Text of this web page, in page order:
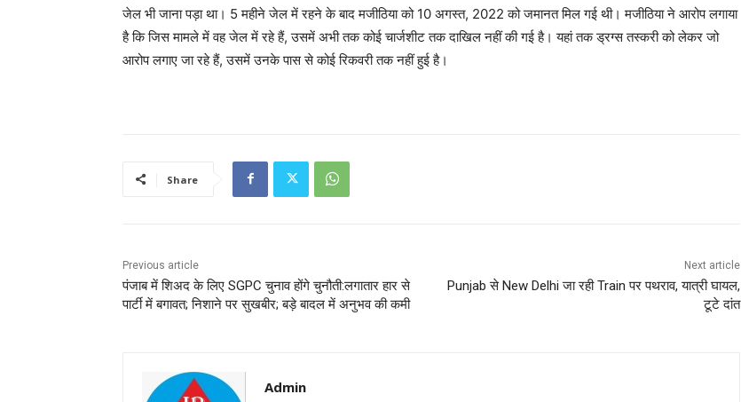
जेल भी जाना पड़ा था। 5 महीने जेल में रहने के बाद मजीठिया को 10 अगस्त, 2022 को जमानत मिल गई थी। मजीठिया ने आरोप लगाया
है कि जिस मामले में वह जेल में रहे हैं, उसमें अभी तक कोई चार्जशीट तक दाखिल नहीं की गई है। यहां तक ड्रग्स तस्करी को लेकर जो
आरोप लगाए जा रहे हैं, उसमें उनके पास से कोई रिकवरी तक नहीं हुई है।
Share
Previous article
पंजाब में शिअद के लिए SGPC चुनाव होंगे चुनौती:लगातार हार से
पार्टी में बगावत; निशाने पर सुखबीर; बड़े बादल में अनुभव की कमी
Next article
Punjab से New Delhi जा रही Train पर पथराव, यात्री घायल,
टूटे दांत
Admin